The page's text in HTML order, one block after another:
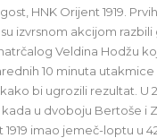
HNK Orijent 1919.
izvrsnom akcijom
Veldina Hodžu
10 minuta
bi ugrozili rezultat.
u dvoboju Bertoše i
imao jemeč-loptu u